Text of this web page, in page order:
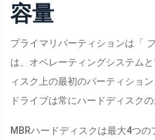
容量
プライマリパーティションは「
は、オペレーティングシステム
ィスク上の最初のパーティショ
ドライブは常にハードディスク
MBRハードディスクは最大4つ